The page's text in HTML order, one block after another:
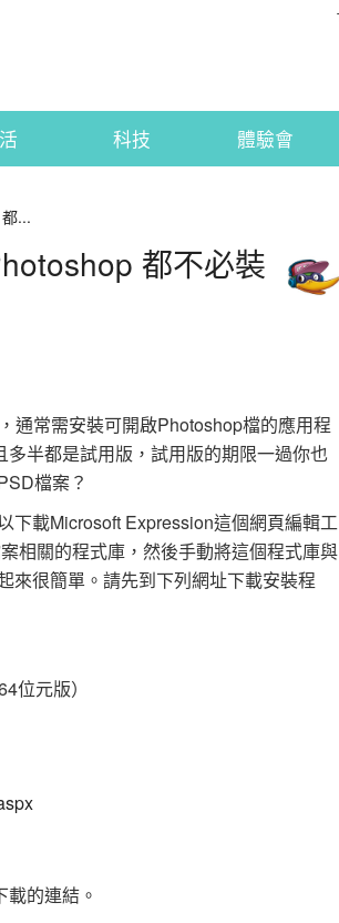
科技 體驗會
...
都不必裝
通常需安裝可開啟Photoshop檔的應用程
半都是試用版，試用版的期限一過你也
檔案？
下載Microsoft Expression這個網頁編輯工
相關的程式庫，然後手動將這個程式庫與
來很簡單。請先到下列網址下載安裝程
位元版）
的連結。